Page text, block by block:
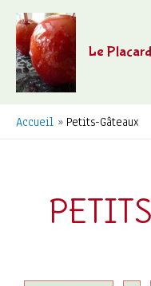
Aller
contenu
Le
Accueil Petits-Gâteaux